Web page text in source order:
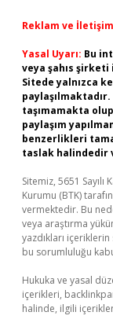
Reklam ve
Yasal Uyarı: Bu
veya şahıs
Sitede yalnızca
taşımamakta
paylaşım
benzerlikleri
taslak halindedir
Sitemiz, 5651
Kurumu (BTK)
vermektedir. Bu
veya araştırma
yazdıkları
bu sorumluluğu
Hukuka ve yasal
içerikleri,
halinde, ilgili